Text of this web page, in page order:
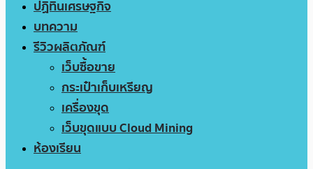
ปฏิทินเศรษฐกิจ
บทความ
รีวิวผลิตภัณฑ์
เว็บซื้อขาย
กระเป๋าเก็บเหรียญ
เครื่องขุด
เว็บขุดแบบ Cloud Mining
ห้องเรียน